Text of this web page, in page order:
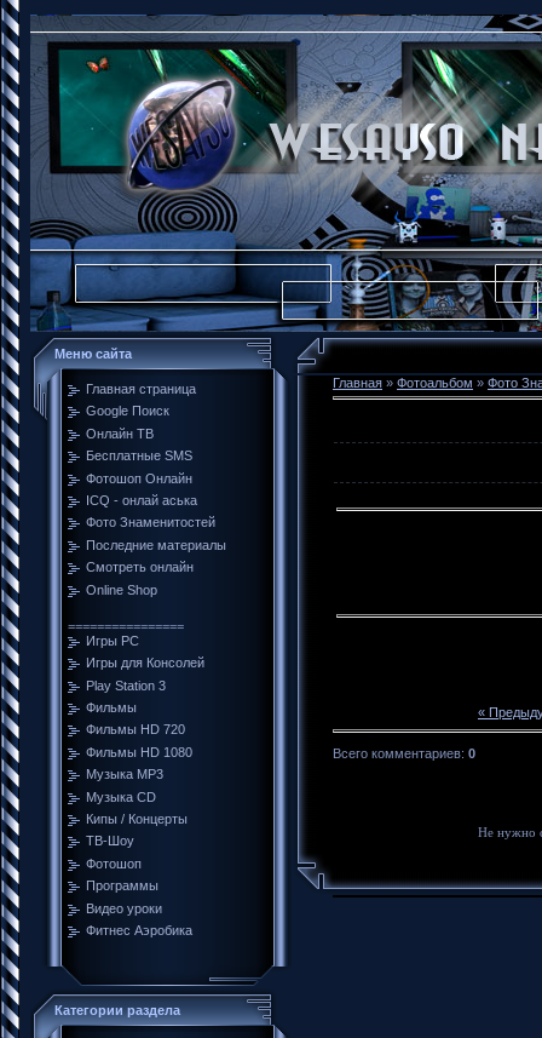
Меню сайта
Главная страница
Google Поиск
Онлайн ТВ
Бесплатные SMS
Фотошоп Онлайн
ICQ - онлай аська
Фото Знаменитостей
Последние материалы
Смотреть онлайн
Online Shop
================
Игры PC
Игры для Консолей
Play Station 3
Фильмы
Фильмы HD 720
Фильмы HD 1080
Музыка MP3
Музыка CD
Кипы / Концерты
ТВ-Шоу
Фотошоп
Программы
Видео уроки
Фитнес Аэробика
Категории раздела
Главная » Фотоальбом » Фото
«
Всего комментариев: 0
Не нужно